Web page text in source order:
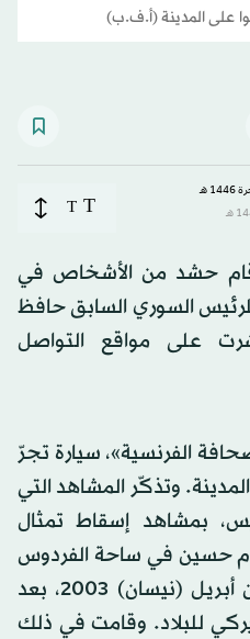
على المدينة (أ.ف.ب)
T
T
قام حشد من الأشخاص في
السوري السابق حافظ
على مواقع التواصل
الفرنسية»، سيارة تجرّ
وتذكّر المشاهد التي
بمشاهد إسقاط تمثال
حسين في ساحة الفردوس
بوسط بغداد في التاسع من أبريل (نيسان) 2003، بعد
للبلاد. وقامت في ذلك